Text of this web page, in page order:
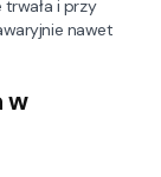
i przy
nawet
w